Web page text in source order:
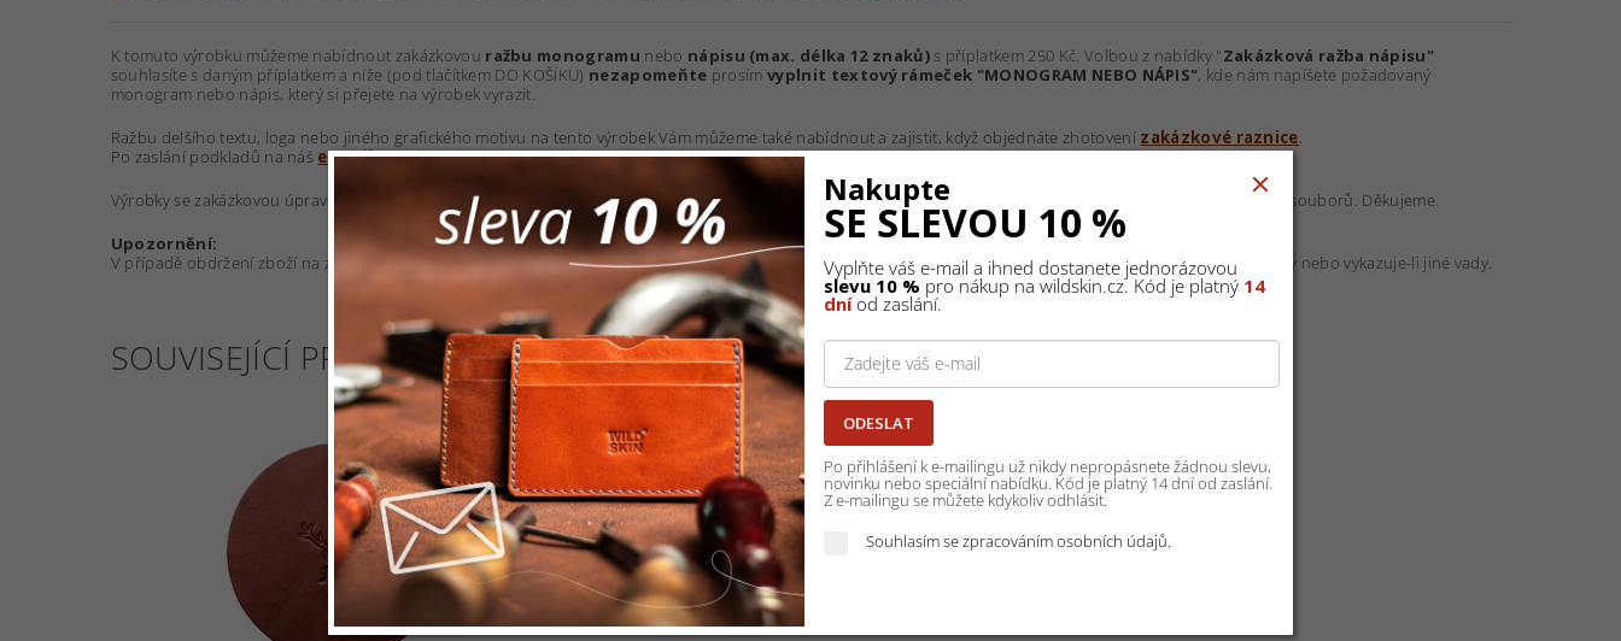
K tomuto výrobku můžeme nabídnout zakázkovou ražbu monogramu nebo nápisu (max. délka 12 znaků) s příplatkem 250 Kč. Volbou z nabídky "Zakázková ražba nápisu"
souhlasíte s daným příplatkem a níže (pod tlačítkem DO KOŠÍKU) nezapomeňte prosím vyplnit textový rámeček "MONOGRAM NEBO NÁPIS", kde nám napíšete požadovaný
monogram nebo nápis, který si přejete na výrobek vyrazit.
Ražbu delšího textu, loga nebo jiného grafického motivu na tento výrobek Vám můžeme také nabídnout a zajistit, když objednáte zhotovení zakázkové raznice.
Po zaslání podkladů na náš e-mailVám zdarma připravíme návrh a animaci pro odsouhlasení požadované ražby.
Výrobky se zakázkovou úpravou (ražbou) objednávejte prosím jednotlivě - jako samostatnou objednávku. Nelze zatím nahrát k jedné objednávce více grafických souborů. Děkujeme.
Upozornění:
V případě obdržení zboží na zakázku nelze zboží vracet bez udání důvodu. Takové zboží může nakupující pouzereklamovat , nesplňuje-li domluvené parametry nebo vykazuje-li jiné vady.
SOUVISEJÍCÍ PRODUKTY
Nakupte
SE SLEVOU 10 %
Vyplňte váš e-mail a ihned dostanete jednorázovou
slevu 10 % pro nákup na wildskin.cz. Kód je platný 14
dníod zaslání.
ODESLAT
Po přihlášení k e-mailingu už nikdy nepropásnete žádnou slevu,
novinku nebo speciální nabídku. Kód je platný 14 dní od zaslání.
Z e-mailingu se můžete kdykoliv odhlásit.
Souhlasím se zpracováním osobních údajů.